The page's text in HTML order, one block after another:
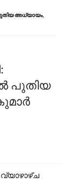
അധ്യായം,
പുതിയ